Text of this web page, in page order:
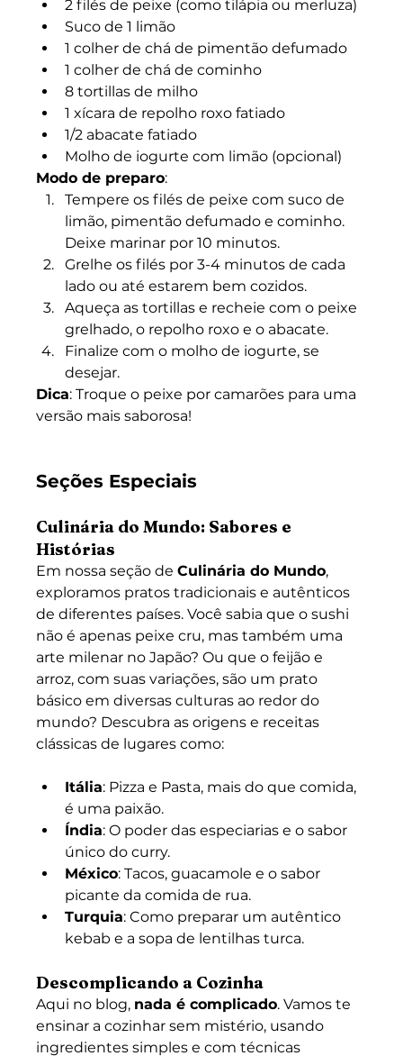
2 filés de peixe (como tilápia ou merluza)
Suco de 1 limão
1 colher de chá de pimentão defumado
1 colher de chá de cominho
8 tortillas de milho
1 xícara de repolho roxo fatiado
1/2 abacate fatiado
Molho de iogurte com limão (opcional)
Modo de preparo:
Tempere os filés de peixe com suco de
limão, pimentão defumado e cominho.
Deixe marinar por 10 minutos.
Grelhe os filés por 3-4 minutos de cada
lado ou até estarem bem cozidos.
Aqueça as tortillas e recheie com o peixe
grelhado, o repolho roxo e o abacate.
Finalize com o molho de iogurte, se
desejar.
Dica: Troque o peixe por camarões para uma
versão mais saborosa!
Seções Especiais
Culinária do Mundo: Sabores e
Histórias
Em nossa seção de Culinária do Mundo,
exploramos pratos tradicionais e autênticos
de diferentes países. Você sabia que o sushi
não é apenas peixe cru, mas também uma
arte milenar no Japão? Ou que o feijão e
arroz, com suas variações, são um prato
básico em diversas culturas ao redor do
mundo? Descubra as origens e receitas
clássicas de lugares como:
Itália: Pizza e Pasta, mais do que comida,
é uma paixão.
Índia: O poder das especiarias e o sabor
único do curry.
México: Tacos, guacamole e o sabor
picante da comida de rua.
Turquia: Como preparar um autêntico
kebab e a sopa de lentilhas turca.
Descomplicando a Cozinha
Aqui no blog, nada é complicado. Vamos te
ensinar a cozinhar sem mistério, usando
ingredientes simples e com técnicas